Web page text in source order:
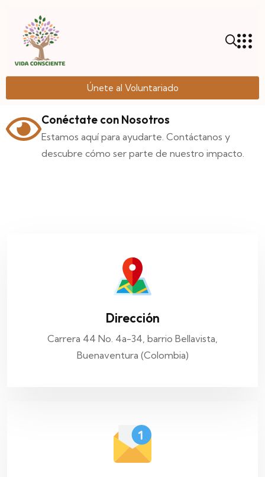
Únete al Voluntariado
Conéctate con Nosotros
Estamos aquí para ayudarte. Contáctanos y
descubre cómo ser parte de nuestro impacto.
Dirección
Carrera 44 No. 4a-34, barrio Bellavista,
Buenaventura (Colombia)